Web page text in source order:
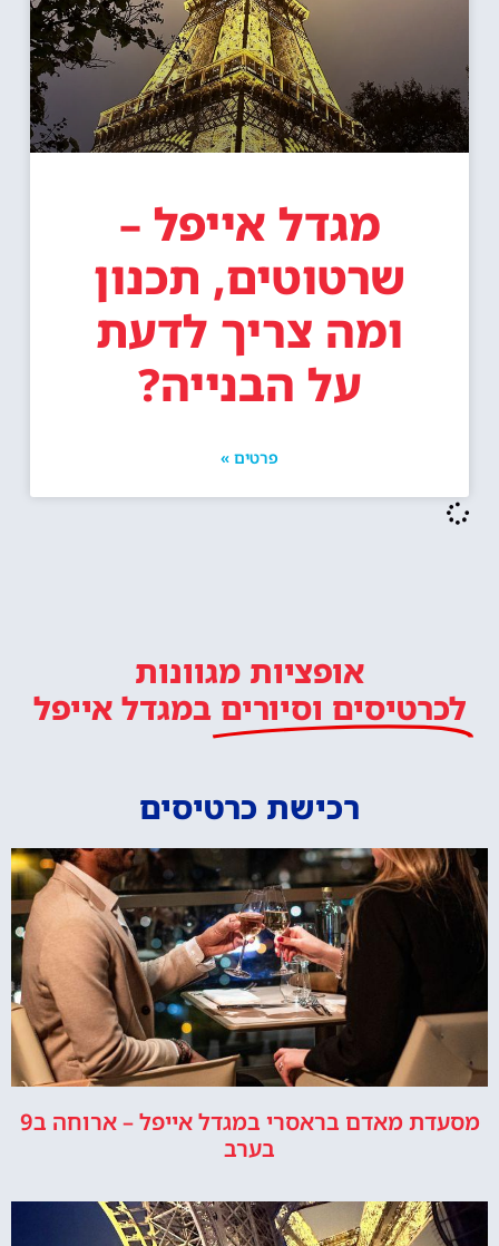
מגדל אייפל –
שרטוטים, תכנון
ומה צריך לדעת
על הבנייה?
פרטים »
אופציות מגוונות
לכרטיסים וסיורים במגדל אייפל
רכישת כרטיסים
מסעדת מאדם בראסרי במגדל אייפל – ארוחה ב9
בערב